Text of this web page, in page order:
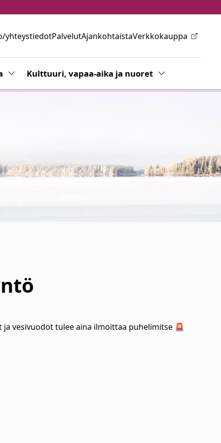
yhteystiedotPalvelutAjankohtaistaVerkkokauppa
Vaihda alasvetovalikkoa
Kulttuuri, vapaa-aika ja nuoret Vaihda
vesivuodot tulee aina ilmoittaa puhelimitse 🚨